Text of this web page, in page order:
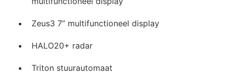
Zeus3 7” multifunctioneel display
HALO20+ radar
Triton stuurautomaat